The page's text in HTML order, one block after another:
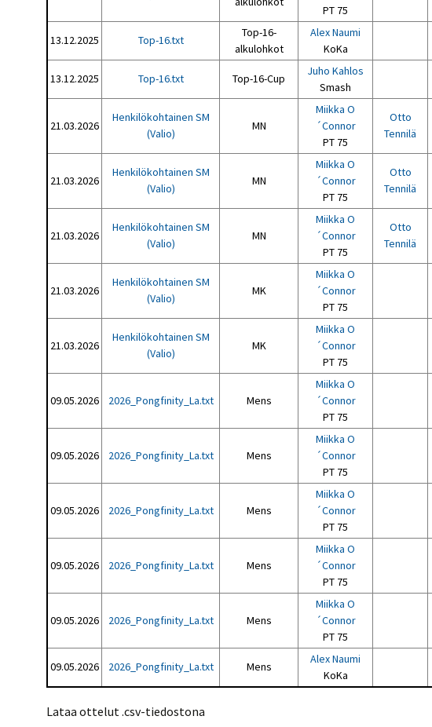
PT 75
13.12.2025 Top-16.txt
Top-16-
alkulohkot
Alex Naumi
KoKa
13.12.2025 Top-16.txt Top-16-Cup
Juho Kahlos
Smash
21.03.2026
Henkilökohtainen SM
(Valio)
MN
Miikka O
´Connor
PT 75
Otto
Tennilä
21.03.2026
Henkilökohtainen SM
(Valio)
MN
Miikka O
´Connor
PT 75
Otto
Tennilä
21.03.2026
Henkilökohtainen SM
(Valio)
MN
Miikka O
´Connor
PT 75
Otto
Tennilä
21.03.2026
Henkilökohtainen SM
(Valio)
MK
Miikka O
´Connor
PT 75
21.03.2026
Henkilökohtainen SM
(Valio)
MK
Miikka O
´Connor
PT 75
09.05.2026 2026_Pongfinity_La.txt Mens
Miikka O
´Connor
PT 75
09.05.2026 2026_Pongfinity_La.txt Mens
Miikka O
´Connor
PT 75
09.05.2026 2026_Pongfinity_La.txt Mens
Miikka O
´Connor
PT 75
09.05.2026 2026_Pongfinity_La.txt Mens
Miikka O
´Connor
PT 75
09.05.2026 2026_Pongfinity_La.txt Mens
Miikka O
´Connor
PT 75
09.05.2026 2026_Pongfinity_La.txt Mens
Alex Naumi
KoKa
Lataa ottelut .csv-tiedostona